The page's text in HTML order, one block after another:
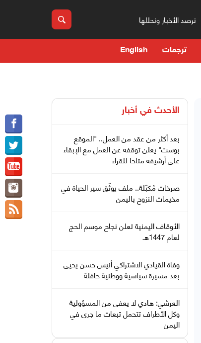
نرصد الأخبار ونحللها
ترجمات English
الأحدث في أخبار
بعد أكثر من عقد من العمل.. "الموقع
بوست" يعلن توقفه عن العمل مع الإبقاء
على أرشيفه متاحا للقراء
صرخات مُكبّلة.. ملف يوثّق سير الحياة في
مخيمات النزوح باليمن
الأوقاف اليمنية تعلن نجاح موسم الحج
لعام 1447هـ
وفاة القيادي الاشتراكي أنيس حسن يحيى
بعد مسيرة سياسية ووطنية حافلة
العرشي: هادي لا يعفى من المسؤولية
وكل الأطراف تتحمل تبعات ما جرى في
اليمن